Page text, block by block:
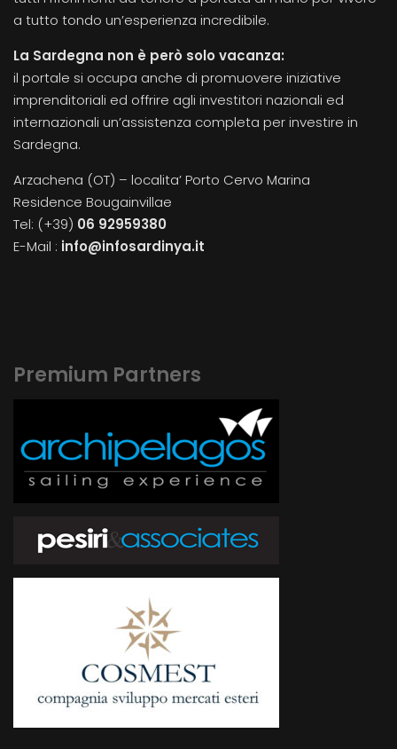
a tutto tondo un’esperienza incredibile.
La Sardegna non è però solo vacanza:
il portale si occupa anche di promuovere iniziative
imprenditoriali ed offrire agli investitori nazionali ed
internazionali un’assistenza completa per investire in
Sardegna.
Arzachena (OT) – localita’ Porto Cervo Marina
Residence Bougainvillae
Tel: (+39) 06 92959380
E-Mail : info@infosardinya.it
Premium Partners